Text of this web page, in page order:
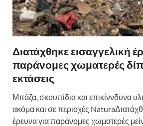
Διατάχθηκε εισαγγελική
παράνομες χωματερές
εκτάσεις
Μπάζα, σκουπίδια και επικίννδυνα
ακόμα και σε περιοχές
έρευνα για παράνομες χωματερές